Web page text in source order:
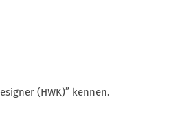
(HWK)” kennen.